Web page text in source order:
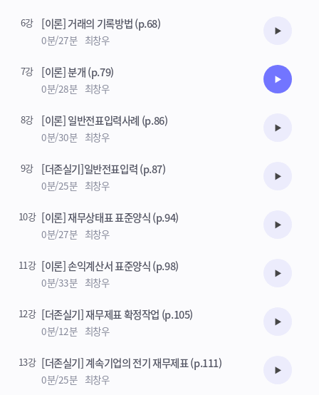
6강 [이론] 거래의 기록방법 (p.68)
0분/27분 최창우 수강준비
7강 [이론] 분개 (p.79)
0분/28분 최창우 수강준비
8강 [이론] 일반전표입력사례 (p.86)
0분/30분 최창우 수강준비
9강 [더존실기]일반전표입력 (p.87)
0분/25분 최창우 수강준비
10강 [이론] 재무상태표 표준양식 (p.94)
0분/27분 최창우 수강준비
11강 [이론] 손익계산서 표준양식 (p.98)
0분/33분 최창우 수강준비
12강 [더존실기] 재무제표 확정작업 (p.105)
0분/12분 최창우 수강준비
13강 [더존실기] 계속기업의 전기 재무제표 (p.111)
0분/25분 최창우 수강준비